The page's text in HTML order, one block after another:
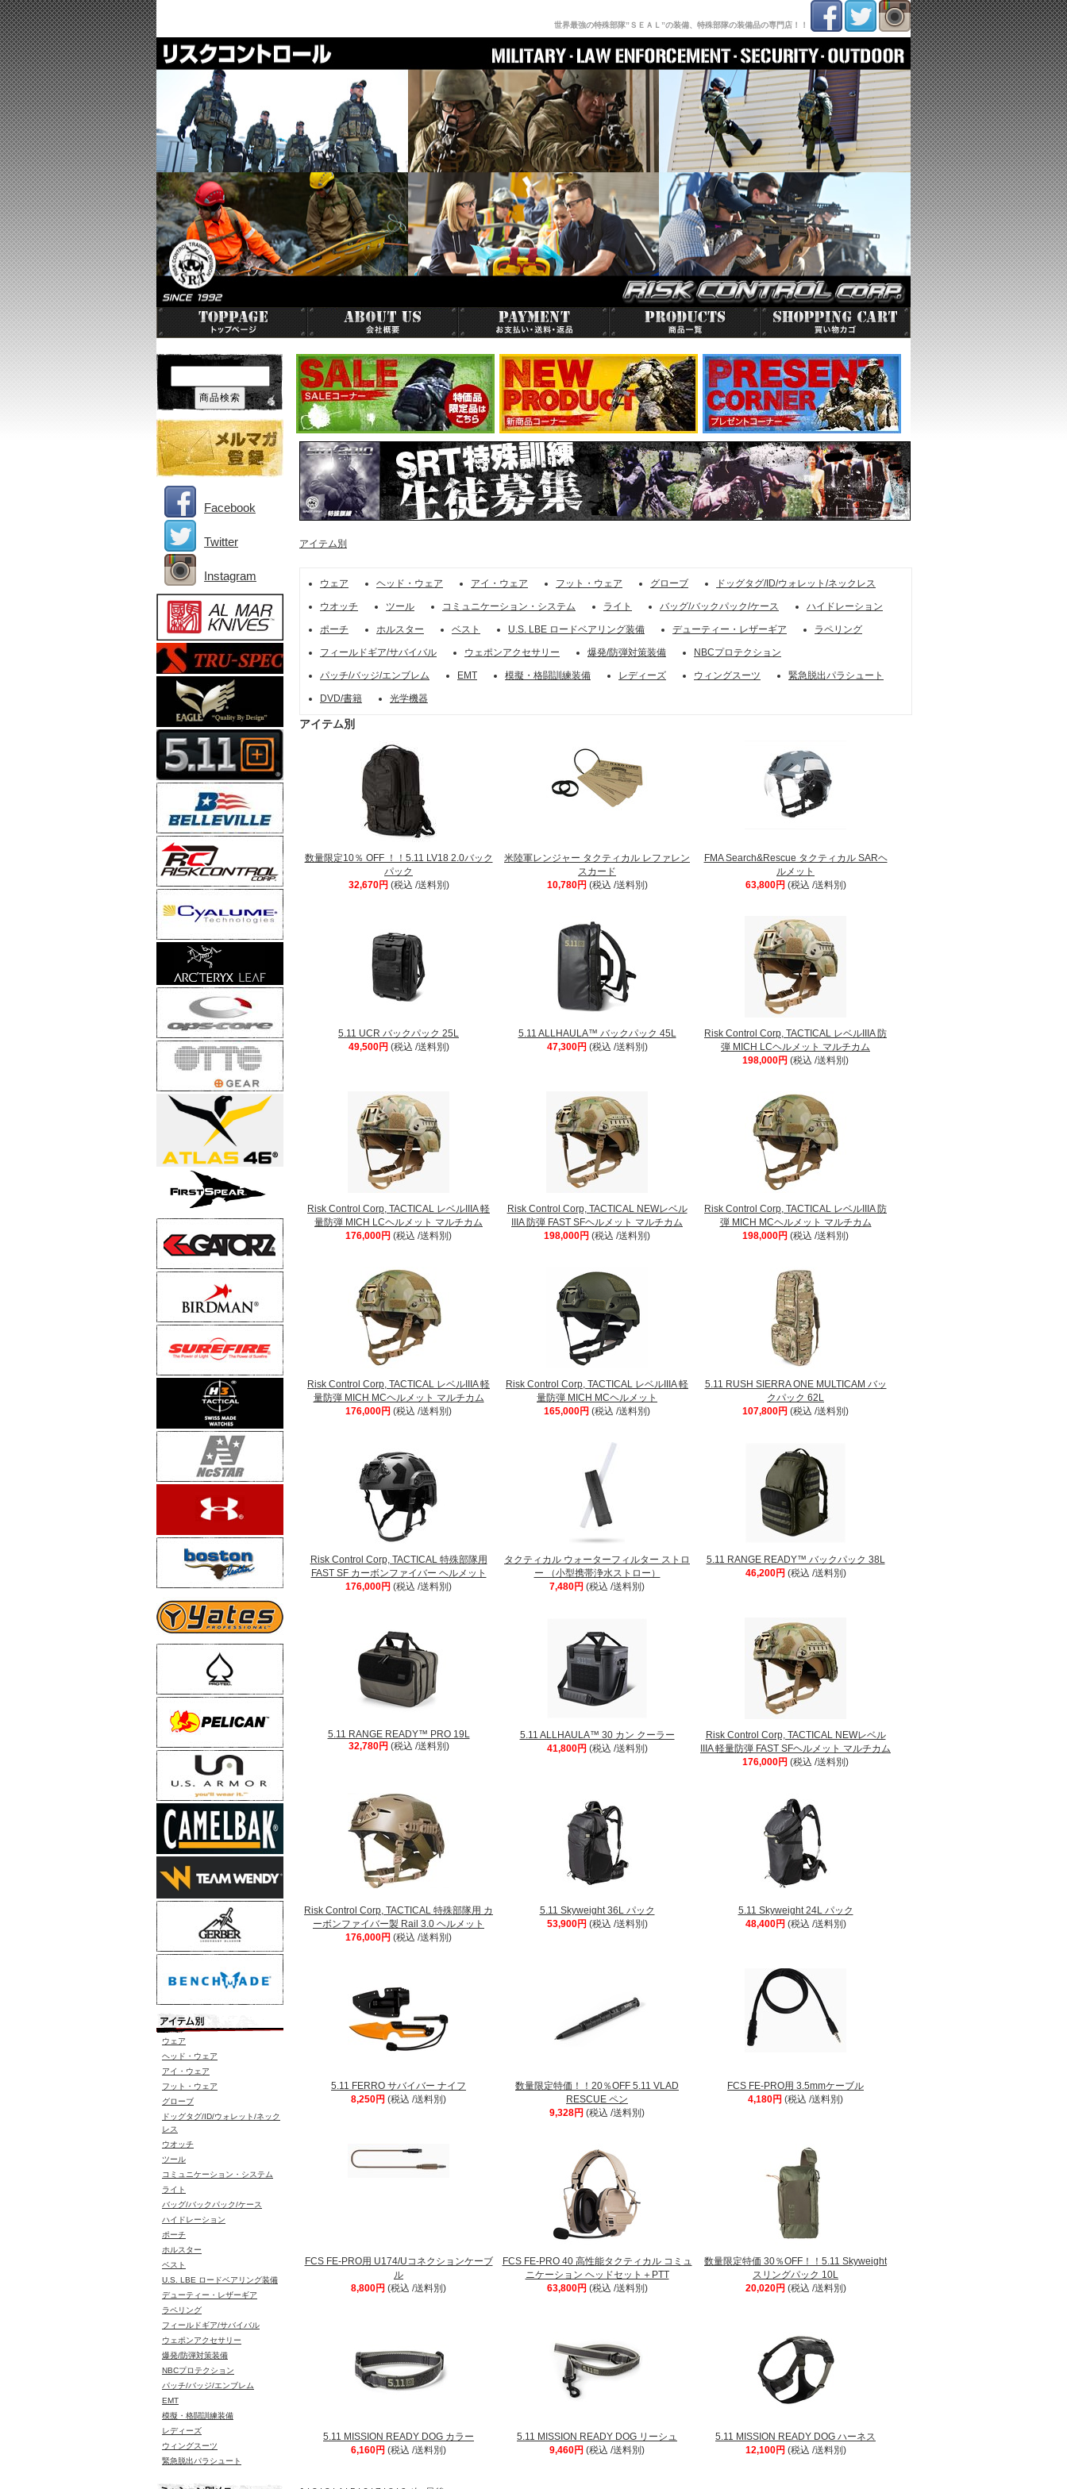
世界最強の特殊部隊”ＳＥＡＬ”の装備、特殊部隊の装備品の専門店！！
アイテム別
ウェア ヘッド・ウェア アイ・ウェア フット・ウェア グローブ ドッグタグ/ID/ウォレット/ネックレス
ウオッチ ツール コミュニケーション・システム ライト バッグ/バックパック/ケース ハイドレーション
ポーチ ホルスター ベスト U.S. LBE ロードベアリング装備 デューティー・レザーギア ラペリング
フィールドギア/サバイバル ウェポンアクセサリー 爆発/防弾対策装備 NBCプロテクション
パッチ/バッジ/エンブレム EMT 模擬・格闘訓練装備 レディーズ ウィングスーツ 緊急脱出パラシュート
DVD/書籍 光学機器
アイテム別
数量限定10％ OFF ！！5.11 LV18 2.0バック
パック
32,670円 (税込 /送料別)
米陸軍レンジャー タクティカル レファレン
スカード
10,780円 (税込 /送料別)
FMA Search&Rescue タクティカル SARヘ
ルメット
63,800円 (税込 /送料別)
5.11 UCR バックパック 25L
49,500円 (税込 /送料別)
5.11 ALLHAULA™ バックパック 45L
47,300円 (税込 /送料別)
Risk Control Corp, TACTICAL レベルIIIA 防
弾 MICH LCヘルメット マルチカム
198,000円 (税込 /送料別)
Risk Control Corp, TACTICAL レベルIIIA 軽
量防弾 MICH LCヘルメット マルチカム
176,000円 (税込 /送料別)
Risk Control Corp, TACTICAL NEWレベル
IIIA 防弾 FAST SFヘルメット マルチカム
198,000円 (税込 /送料別)
Risk Control Corp, TACTICAL レベルIIIA 防
弾 MICH MCヘルメット マルチカム
198,000円 (税込 /送料別)
Risk Control Corp, TACTICAL レベルIIIA 軽
量防弾 MICH MCヘルメット マルチカム
176,000円 (税込 /送料別)
Risk Control Corp, TACTICAL レベルIIIA 軽
量防弾 MICH MCヘルメット
165,000円 (税込 /送料別)
5.11 RUSH SIERRA ONE MULTICAM バッ
クパック 62L
107,800円 (税込 /送料別)
Risk Control Corp, TACTICAL 特殊部隊用
FAST SF カーボンファイバー ヘルメット
176,000円 (税込 /送料別)
タクティカル ウォーターフィルター ストロ
ー （小型携帯浄水ストロー）
7,480円 (税込 /送料別)
5.11 RANGE READY™ バックパック 38L
46,200円 (税込 /送料別)
5.11 RANGE READY™ PRO 19L
32,780円 (税込 /送料別)
5.11 ALLHAULA™ 30 カン クーラー
41,800円 (税込 /送料別)
Risk Control Corp, TACTICAL NEWレベル
IIIA 軽量防弾 FAST SFヘルメット マルチカム
176,000円 (税込 /送料別)
Risk Control Corp, TACTICAL 特殊部隊用 カ
ーボンファイバー製 Rail 3.0 ヘルメット
176,000円 (税込 /送料別)
5.11 Skyweight 36L パック
53,900円 (税込 /送料別)
5.11 Skyweight 24L パック
48,400円 (税込 /送料別)
5.11 FERRO サバイバー ナイフ
8,250円 (税込 /送料別)
数量限定特価！！20％OFF 5.11 VLAD
RESCUE ペン
9,328円 (税込 /送料別)
FCS FE-PRO用 3.5mmケーブル
4,180円 (税込 /送料別)
FCS FE-PRO用 U174/Uコネクションケーブ
ル
8,800円 (税込 /送料別)
FCS FE-PRO 40 高性能タクティカル コミュ
ニケーション ヘッドセット＋PTT
63,800円 (税込 /送料別)
数量限定特価 30％OFF！！5.11 Skyweight
スリングパック 10L
20,020円 (税込 /送料別)
5.11 MISSION READY DOG カラー
6,160円 (税込 /送料別)
5.11 MISSION READY DOG リーシュ
9,460円 (税込 /送料別)
5.11 MISSION READY DOG ハーネス
12,100円 (税込 /送料別)
Facebook
Twitter
Instagram
ウェア
ヘッド・ウェア
アイ・ウェア
フット・ウェア
グローブ
ドッグタグ/ID/ウォレット/ネック
レス
ウオッチ
ツール
コミュニケーション・システム
ライト
バッグ/バックパック/ケース
ハイドレーション
ポーチ
ホルスター
ベスト
U.S. LBE ロードベアリング装備
デューティー・レザーギア
ラペリング
フィールドギア/サバイバル
ウェポンアクセサリー
爆発/防弾対策装備
NBCプロテクション
パッチ/バッジ/エンブレム
EMT
模擬・格闘訓練装備
レディーズ
ウィングスーツ
緊急脱出パラシュート